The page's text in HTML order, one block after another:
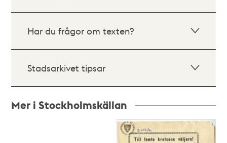
Har du frågor om texten?
Stadsarkivet tipsar
Mer i Stockholmskällan